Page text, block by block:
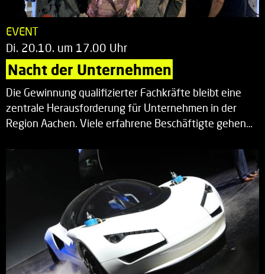
EVENT
Di. 20.10. um 17.00 Uhr
Nacht der Unternehmen
Die Gewinnung qualifizierter Fachkräfte bleibt eine
zentrale Herausforderung für Unternehmen in der
Region Aachen. Viele erfahrene Beschäftigte gehen…